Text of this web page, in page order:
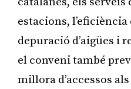
estacions,
depuració d’aigües i
el conveni també
millora d’accessos